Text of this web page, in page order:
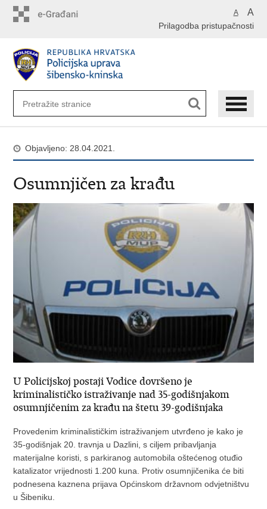
A A
Prilagodba pristupačnosti
Objavljeno: 28.04.2021.
Osumnjičen za krađu
U Policijskoj postaji Vodice dovršeno je
kriminalističko istraživanje nad 35-godišnjakom
osumnjičenim za krađu na štetu 39-godišnjaka
Provedenim kriminalističkim istraživanjem utvrđeno je kako je
35-godišnjak 20. travnja u Dazlini, s ciljem pribavljanja
materijalne koristi, s parkiranog automobila oštećenog otuđio
katalizator vrijednosti 1.200 kuna. Protiv osumnjičenika će biti
podnesena kaznena prijava Općinskom državnom odvjetništvu
u Šibeniku.